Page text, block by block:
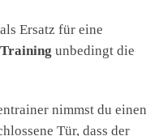
Ersatz für eine
Training unbedingt die
nimmst du einen
Tür, dass der